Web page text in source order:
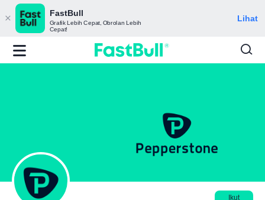
FastBull
Grafik Lebih Cepat, Obrolan Lebih
Cepat!
Lihat
Ikut